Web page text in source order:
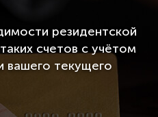
резидентской
счетов с учётом
вашего текущего